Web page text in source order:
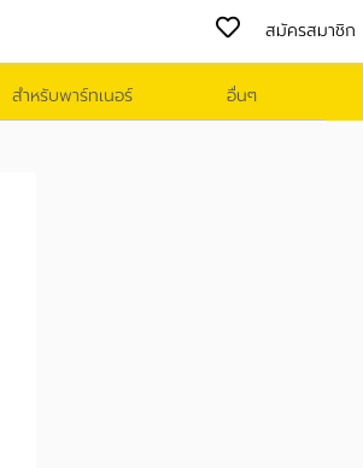
สมัครสมาชิก
สำหรับพาร์ทเนอร์ อื่นๆ